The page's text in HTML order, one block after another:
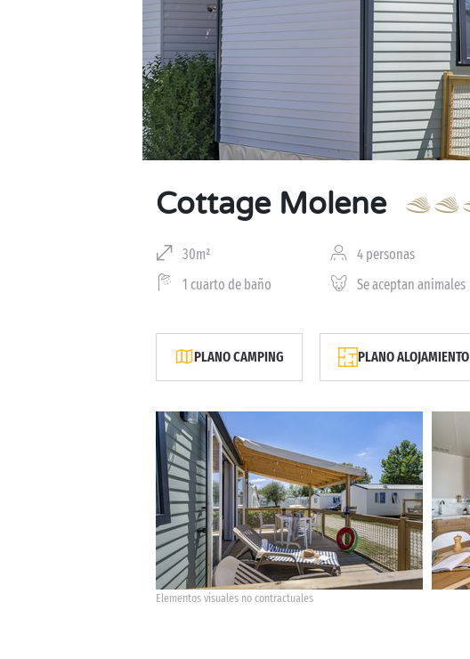
Cottage Molene
30m² 4 personas
1 cuarto de baño
Se aceptan animales
PLANO CAMPING PLANO ALOJAMIENTO
Elementos visuales no contractuales